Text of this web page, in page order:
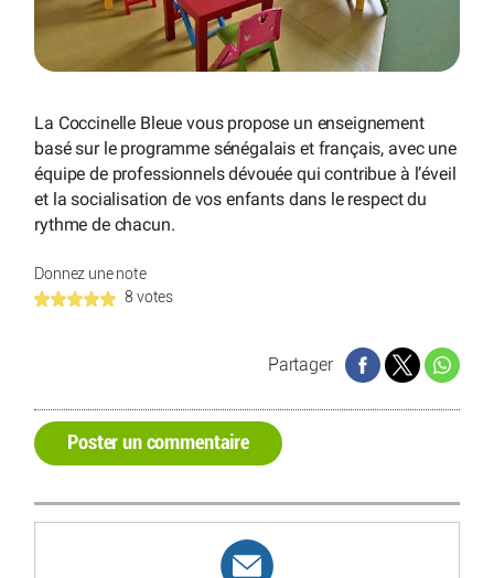
La Coccinelle Bleue vous propose un enseignement
basé sur le programme sénégalais et français, avec une
équipe de professionnels dévouée qui contribue à l’éveil
et la socialisation de vos enfants dans le respect du
rythme de chacun.
Donnez une note
8 votes
Partager
Poster un commentaire